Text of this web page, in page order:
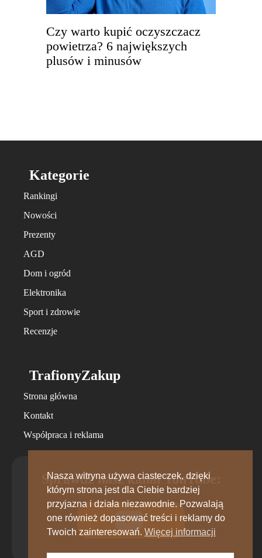
Czy warto kupić oczyszczacz
powietrza? 6 największych
plusów i minusów
Kategorie
Rankingi
Nowości
Prezenty
AGD
Dom i ogród
Elektronika
Sport i zdrowie
Recenzje
TrafionyZakup
Strona główna
Kontakt
Współpraca i reklama
Sprawdź nasz kanał YouTube:
Nasza witryna używa ciasteczek, dzięki
którym strona jest dla Ciebie bardziej
przyjazna i działa niezawodnie. Pozwalają
one również dopasować treści i reklamy do
Twoich zainteresowań. Więcej informacji